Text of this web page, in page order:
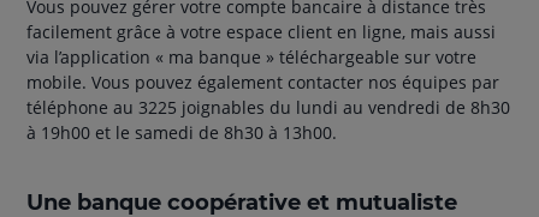
Vous pouvez gérer votre compte bancaire à distance très
facilement grâce à votre espace client en ligne, mais aussi
via l’application « ma banque » téléchargeable sur votre
mobile. Vous pouvez également contacter nos équipes par
téléphone au 3225 joignables du lundi au vendredi de 8h30
à 19h00 et le samedi de 8h30 à 13h00.
Une banque coopérative et mutualiste